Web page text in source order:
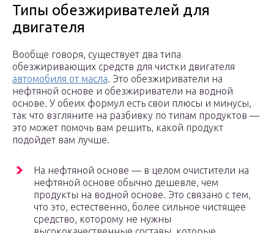
Типы обезжиривателей для
двигателя
Вообще говоря, существует два типа
обезжиривающих средств для чистки двигателя
автомобиля от масла. Это обезжириватели на
нефтяной основе и обезжириватели на водной
основе. У обеих формул есть свои плюсы и минусы,
так что взгляните на разбивку по типам продуктов —
это может помочь вам решить, какой продукт
подойдет вам лучше.
На нефтяной основе — в целом очистители на
нефтяной основе обычно дешевле, чем
продукты на водной основе. Это связано с тем,
что это, естественно, более сильное чистящее
средство, которому не нужны